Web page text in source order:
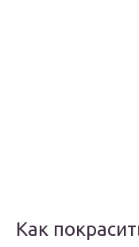
Как